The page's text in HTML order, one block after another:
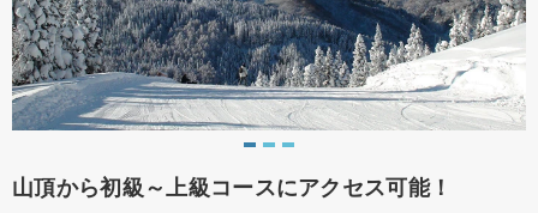
山頂から初級～上級コースにアクセス可能！